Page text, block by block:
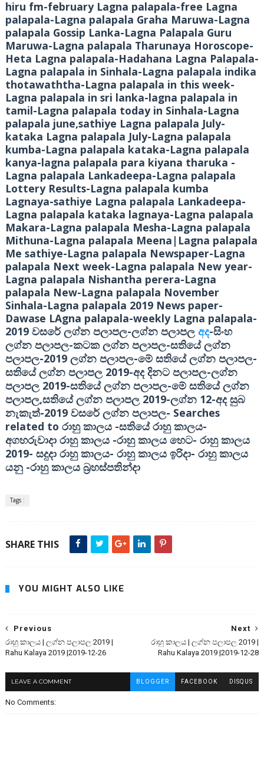
hiru fm-february Lagna palapala-free Lagna
palapala-Lagna palapala Graha Maruwa-Lagna
palapala Gossip Lanka-Lagna Palapala Guru
Maruwa-Lagna palapala Tharunaya Horoscope-
Heta Lagna palapala-Hadahana Lagna Palapala-
Lagna palapala in Sinhala-Lagna palapala indika
thotawaththa-Lagna palapala in this week-
Lagna palapala in sri lanka-lagna palapala in
tamil-Lagna palapala today in Sinhala-Lagna
palapala june,sathiye Lagna palapala July-
kataka Lagna palapala July-Lagna palapala
kumba-Lagna palapala kataka-Lagna palapala
kanya-lagna palapala para kiyana tharuka -
Lagna palapala Lankadeepa-Lagna palapala
Lottery Results-Lagna palapala kumba
Lagnaya-sathiye Lagna palapala Lankadeepa-
Lagna palapala kataka lagnaya-Lagna palapala
Makara-Lagna palapala Mesha-Lagna palapala
Mithuna-Lagna palapala Meena|Lagna palapala
Me sathiye-Lagna palapala Newspaper-Lagna
palapala Next week-Lagna palapala New year-
Lagna palapala Nishantha perera-Lagna
palapala New-Lagna palapala November
Sinhala-Lagna palapala 2019 News paper-
Dawase LAgna palapala-weekly Lagna palapala-
2019වසරේ ලග්න පලාපල-ලග්න පලාපල අද-සිංහ
ලග්න පලාපල-කටක ලග්න පලාපල-සතියේ ලග්න
පලාපල-2019ලග්න පලාපල-මේ සතියේ ලග්න පලාපල-
සතියේ ලග්න පලාපල 2019-අද දිනට පලාපල-ලග්න
පලාපල 2019-සතියේ ලග්න පලාපල-මේ සතියේ ලග්න
පලාපල,සතියේ ලග්න පලාපල 2019-ලග්න 12-අද සුබ
නැකැත්-2019වසරේ ලග්න පලාපල- Searches
related to රාහු කාලය-සතියේ රාහු කාලය-
අගහරුවාදා රාහු කාලය-රාහු කාලය හෙට- රාහු කාලය
2019- සදුදා රාහු කාලය- රාහු කාලය ඉරිදා- රාහු කාලය
යනු-රාහු කාලය බ්‍රහස්පතින්දා
Tags :
SHARE THIS
YOU MIGHT ALSO LIKE
Next
රාහු කාලය | ලග්න පලාපල 2019 |
Rahu Kalaya 2019 |2019-12-28
Previous
රාහු කාලය | ලග්න පලාපල 2019 |
Rahu Kalaya 2019 |2019-12-26
LEAVE A COMMENT BLOGGER FACEBOOK DISQUS
No Comments: